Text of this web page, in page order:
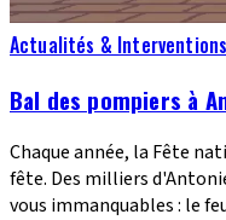
Actualités & Interventions
Bal des pompiers à
Chaque année, la Fête
fête. Des milliers
vous immanquables : le